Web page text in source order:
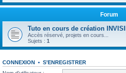
Forum
Tuto en cours de création
Accès réservé, projets en cours...
Sujets : 1
CONNEXION • S’ENREGISTRER